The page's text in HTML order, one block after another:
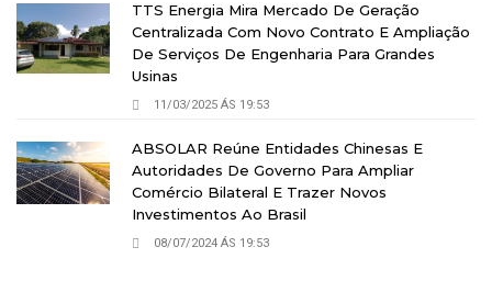
TTS Energia Mira Mercado De Geração
Centralizada Com Novo Contrato E Ampliação
De Serviços De Engenharia Para Grandes
Usinas
11/03/2025 ÁS 19:53
ABSOLAR Reúne Entidades Chinesas E
Autoridades De Governo Para Ampliar
Comércio Bilateral E Trazer Novos
Investimentos Ao Brasil
08/07/2024 ÁS 19:53